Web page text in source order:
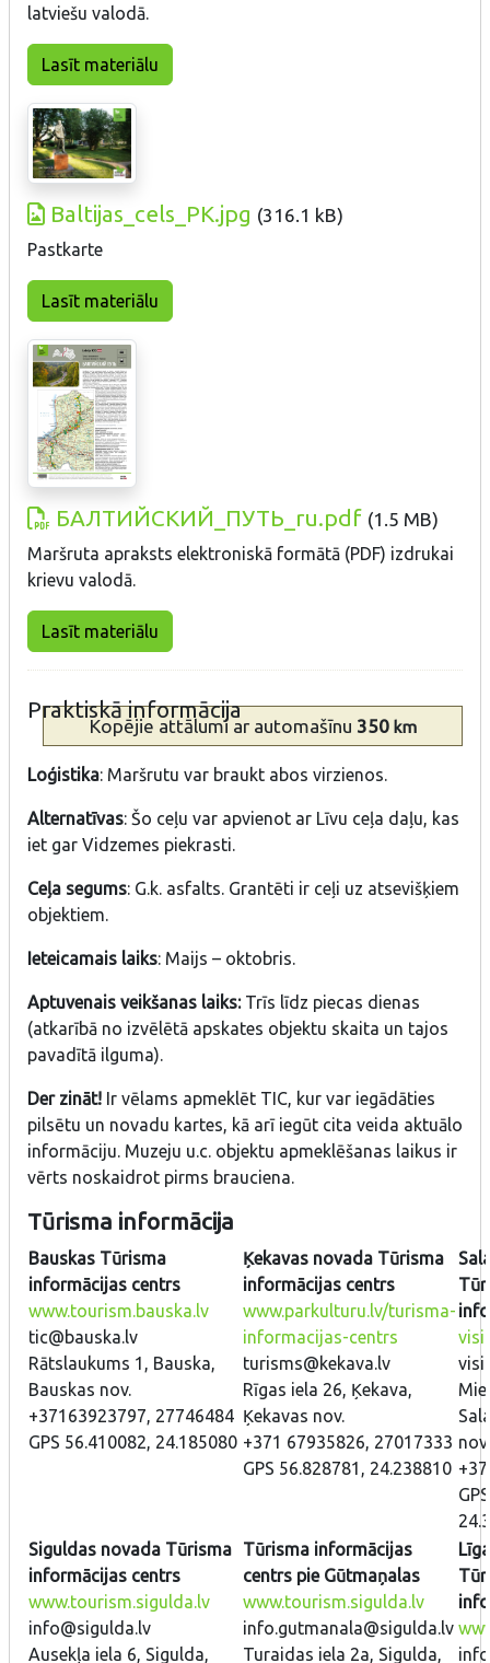
latviešu valodā.
Lasīt materiālu
Baltijas_cels_PK.jpg (316.1 kB)
Pastkarte
Lasīt materiālu
БАЛТИЙСКИЙ_ПУТЬ_ru.pdf (1.5 MB)
Maršruta apraksts elektroniskā formātā (PDF) izdrukai
krievu valodā.
Lasīt materiālu
Praktiskā informācija
Kopējie attālumi ar automašīnu 350km
Loģistika: Maršrutu var braukt abos virzienos.
Alternatīvas: Šo ceļu var apvienot ar Līvu ceļa daļu, kas
iet gar Vidzemes piekrasti.
Ceļa segums: G.k. asfalts. Grantēti ir ceļi uz atsevišķiem
objektiem.
Ieteicamais laiks: Maijs – oktobris.
Aptuvenais veikšanas laiks:Trīs līdz piecas dienas
(atkarībā no izvēlētā apskates objektu skaita un tajos
pavadītā ilguma).
Der zināt! Ir vēlams apmeklēt TIC, kur var iegādāties
pilsētu un novadu kartes, kā arī iegūt cita veida aktuālo
informāciju. Muzeju u.c. objektu apmeklēšanas laikus ir
vērts noskaidrot pirms brauciena.
Tūrisma informācija
Bauskas Tūrisma
informācijas centrs
www.tourism.bauska.lv
tic@bauska.lv
Rātslaukums 1, Bauska,
Bauskas nov.
+37163923797, 27746484
GPS 56.410082, 24.185080
Ķekavas novada Tūrisma
informācijas centrs
www.parkulturu.lv/turisma-
informacijas-centrs
turisms@kekava.lv
Rīgas iela 26, Ķekava,
Ķekavas nov.
+371 67935826, 27017333
GPS 56.828781, 24.238810
nov.
Siguldas novada Tūrisma
informācijas centrs
www.tourism.sigulda.lv
info@sigulda.lv
Ausekļa iela 6, Sigulda,
Tūrisma informācijas
centrs pie Gūtmaņalas
www.tourism.sigulda.lv
info.gutmanala@sigulda.lv
Turaidas iela 2a, Sigulda,